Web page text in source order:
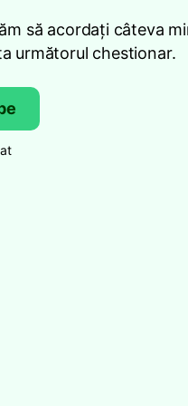
să acordați câteva
următorul chestionar.